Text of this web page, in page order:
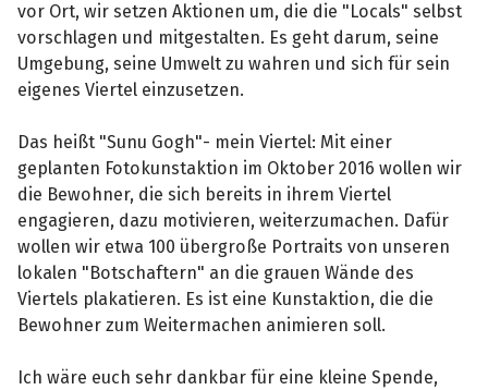
vor Ort, wir setzen Aktionen um, die die "Locals" selbst
vorschlagen und mitgestalten. Es geht darum, seine
Umgebung, seine Umwelt zu wahren und sich für sein
eigenes Viertel einzusetzen.
Das heißt "Sunu Gogh"- mein Viertel: Mit einer
geplanten Fotokunstaktion im Oktober 2016 wollen wir
die Bewohner, die sich bereits in ihrem Viertel
engagieren, dazu motivieren, weiterzumachen. Dafür
wollen wir etwa 100 übergroße Portraits von unseren
lokalen "Botschaftern" an die grauen Wände des
Viertels plakatieren. Es ist eine Kunstaktion, die die
Bewohner zum Weitermachen animieren soll.
Ich wäre euch sehr dankbar für eine kleine Spende,